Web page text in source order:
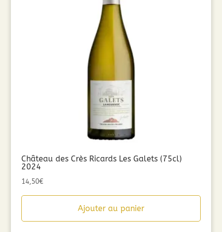
Château des Crès Ricards Les Galets (75cl)
2024
14,50€
Ajouter au panier